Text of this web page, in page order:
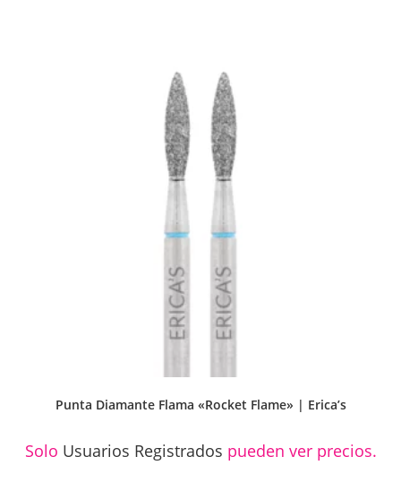
Punta Diamante Flama «Rocket Flame» | Erica’s
Solo Usuarios Registrados pueden ver precios.